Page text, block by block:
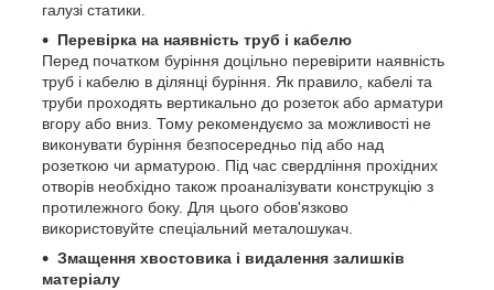
галузі статики.
Перевірка на наявність труб і кабелю
Перед початком буріння доцільно перевірити наявність
труб і кабелю в ділянці буріння. Як правило, кабелі та
труби проходять вертикально до розеток або арматури
вгору або вниз. Тому рекомендуємо за можливості не
виконувати буріння безпосередньо під або над
розеткою чи арматурою. Під час свердління прохідних
отворів необхідно також проаналізувати конструкцію з
протилежного боку. Для цього обов'язково
використовуйте спеціальний металошукач.
Змащення хвостовика і видалення залишків
матеріалу